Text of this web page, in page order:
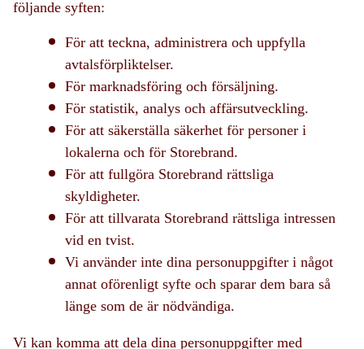
följande syften:
För att teckna, administrera och uppfylla
avtalsförpliktelser.
För marknadsföring och försäljning.
För statistik, analys och affärsutveckling.
För att säkerställa säkerhet för personer i
lokalerna och för Storebrand.
För att fullgöra Storebrand rättsliga
skyldigheter.
För att tillvarata Storebrand rättsliga intressen
vid en tvist.
Vi använder inte dina personuppgifter i något
annat oförenligt syfte och sparar dem bara så
länge som de är nödvändiga.
Vi kan komma att dela dina personuppgifter med